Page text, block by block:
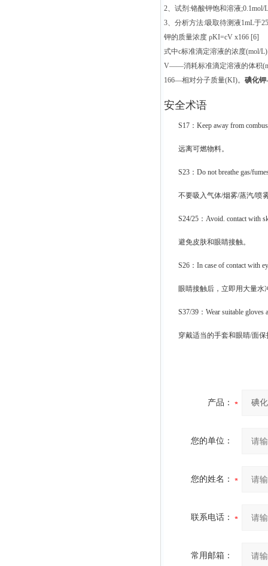
2、试剂:铬酸钾饱和溶液
3、分析方法:吸取待测液1mL于
钾的质量浓度 ρKI=cV x166 [6]
式中c标准滴定溶液的浓度(mol/
V——消耗标准滴定溶液的体积
166—相对分子质量(KI)。 碘化钾
安全术语
S17：Keep away from
远离可燃物料。
S23：Do not breathe gas/
不要吸入气体/烟雾/蒸汽/喷
S24/25：Avoid. contact with
避免皮肤和眼睛接触。
S26：In case of contact with
眼睛接触后，立即用大量水
S37/39：Wear suitable gloves
穿戴适当的手套和眼睛/面保
产品：
您的单位：
您的姓名：
联系电话：
常用邮箱：